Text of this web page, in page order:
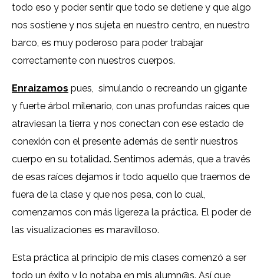
todo eso y poder sentir que todo se detiene y que algo
nos sostiene y nos sujeta en nuestro centro, en nuestro
barco, es muy poderoso para poder trabajar
correctamente con nuestros cuerpos.
Enraizamos pues, simulando o recreando un gigante
y fuerte árbol milenario, con unas profundas raíces que
atraviesan la tierra y nos conectan con ese estado de
conexión con el presente además de sentir nuestros
cuerpo en su totalidad. Sentimos además, que a través
de esas raíces dejamos ir todo aquello que traemos de
fuera de la clase y que nos pesa, con lo cual,
comenzamos con más ligereza la práctica. El poder de
las visualizaciones es maravilloso.
Esta práctica al principio de mis clases comenzó a ser
todo un éxito y lo notaba en mis alumn@s. Así que